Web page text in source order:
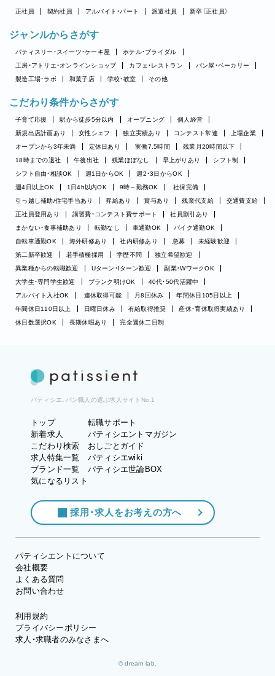
正社員 契約社員 アルバイト・パート 派遣社員 新卒（正社員）
ジャンルからさがす
パティスリー・スイーツ・ケーキ屋
ホテル・ブライダル
工房・アトリエ・オンラインショップ
カフェ・レストラン
パン屋・ベーカリー
製造工場・ラボ
和菓子店 学校・教室 その他
こだわり条件からさがす
子育て応援 駅から徒歩5分以内 オープニング
個人経営
新規出店計画あり
女性シェフ 独立実績あり コンテスト常連
上場企業
オープンから3年未満
定休日あり 実働7.5時間
残業月20時間以下
18時までの退社
午後出社 残業ほぼなし 早上がりあり
シフト制
シフト自由・相談OK
週1日からOK
週2・3日からOK
週4日以上OK
1日4h以内OK 9時～勤務OK
社保完備
引っ越し補助/住宅手当あり
昇給あり 賞与あり 残業代支給
交通費支給
正社員登用あり
講習費・コンテスト費サポート
社員割引あり
まかない・食事補助あり
転勤なし 車通勤OK
バイク通勤OK
自転車通勤OK
海外研修あり 社内研修あり 急募
未経験歓迎
第二新卒歓迎
若手積極採用 学歴不問
独立希望歓迎
異業種からの転職歓迎
Uターン・Iターン歓迎
副業・WワークOK
大学生・専門学生歓迎
ブランク明けOK
40代・50代活躍中
アルバイト入社OK
連休取得可能 月8回休み
年間休日105日以上
年間休日110日以上
日曜日休み 有給取得推奨
産休・育休取得実績あり
休日数選択OK
長期休暇あり 完全週休二日制
パティシエ、パン職人の選ぶ求人サイトNo.1
トップ
新着求人
こだわり検索
求人特集一覧
ブランド一覧
気になるリスト
転職サポート
パティシエントマガジン
おしごとガイド
パティシエwiki
パティシエ世論BOX
採用・求人をお考えの方へ
パティシエントについて
会社概要
よくある質問
お問い合わせ
利用規約
プライバシーポリシー
求人・求職者のみなさまへ
© dream lab.